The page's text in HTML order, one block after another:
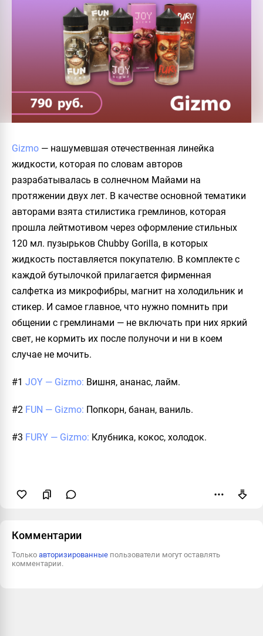
Gizmo — нашумевшая отечественная линейка
жидкости, которая по словам авторов
разрабатывалась в солнечном Майами на
протяжении двух лет. В качестве основной тематики
авторами взята стилистика гремлинов, которая
прошла лейтмотивом через оформление стильных
120 мл. пузырьков Chubby Gorilla, в которых
жидкость поставляется покупателю. В комплекте с
каждой бутылочкой прилагается фирменная
салфетка из микрофибры, магнит на холодильник и
стикер. И самое главное, что нужно помнить при
общении с гремлинами — не включать при них яркий
свет, не кормить их после полуночи и ни в коем
случае не мочить.
#1 JOY — Gizmo: Вишня, ананас, лайм.
#2 FUN — Gizmo: Попкорн, банан, ваниль.
#3 FURY — Gizmo: Клубника, кокос, холодок.
Комментарии
Только авторизированные пользователи могут оставлять
комментарии.